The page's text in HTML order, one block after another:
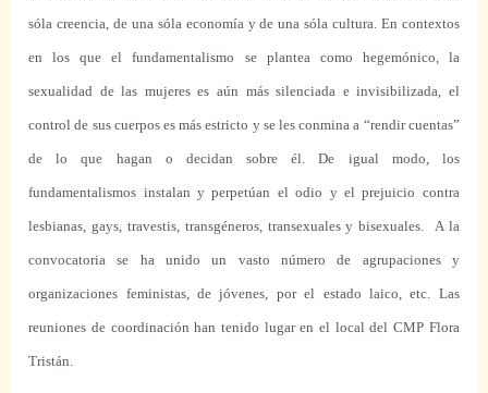
sóla creencia, de una sóla economía y de una sóla cultura. En contextos
en los que el fundamentalismo se plantea como hegemónico, la
sexualidad de las mujeres es aún más silenciada e invisibilizada, el
control de sus cuerpos es más estricto y se les conmina a “rendir cuentas”
de lo que hagan o decidan sobre él. De igual modo, los
fundamentalismos instalan y perpetúan el odio y el prejuicio contra
lesbianas, gays, travestis, transgéneros, transexuales y bisexuales. A la
convocatoria se ha unido un vasto número de agrupaciones y
organizaciones feministas, de jóvenes, por el estado laico, etc. Las
reuniones de coordinación han tenido lugar en el local del CMP Flora
Tristán.